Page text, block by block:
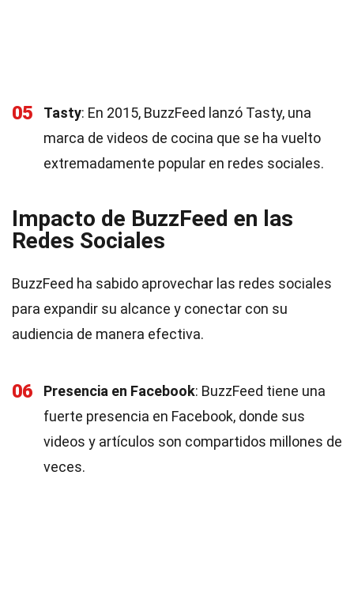
05 Tasty: En 2015, BuzzFeed lanzó Tasty, una
marca de videos de cocina que se ha vuelto
extremadamente popular en redes sociales.
Impacto de BuzzFeed en las
Redes Sociales
BuzzFeed ha sabido aprovechar las redes sociales
para expandir su alcance y conectar con su
audiencia de manera efectiva.
06 Presencia en Facebook: BuzzFeed tiene una
fuerte presencia en Facebook, donde sus
videos y artículos son compartidos millones de
veces.